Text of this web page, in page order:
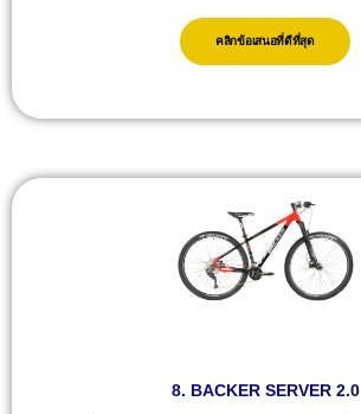
คลิกข้อเสนอที่ดีที่สุด
8. BACKER SERVER 2.0